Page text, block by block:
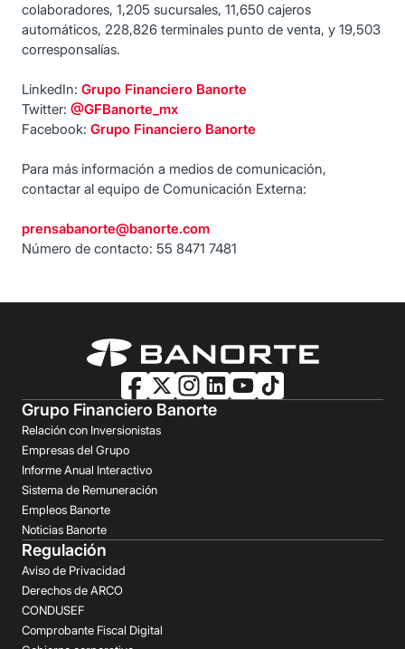
colaboradores, 1,205 sucursales, 11,650 cajeros
automáticos, 228,826 terminales punto de venta, y 19,503
corresponsalías.
LinkedIn: Grupo Financiero Banorte
Twitter: @GFBanorte_mx
Facebook: Grupo Financiero Banorte
Para más información a medios de comunicación,
contactar al equipo de Comunicación Externa:
prensabanorte@banorte.com
Número de contacto: 55 8471 7481
Grupo Financiero Banorte
Relación con Inversionistas
Empresas del Grupo
Informe Anual Interactivo
Sistema de Remuneración
Empleos Banorte
Noticias Banorte
Regulación
Aviso de Privacidad
Derechos de ARCO
CONDUSEF
Comprobante Fiscal Digital